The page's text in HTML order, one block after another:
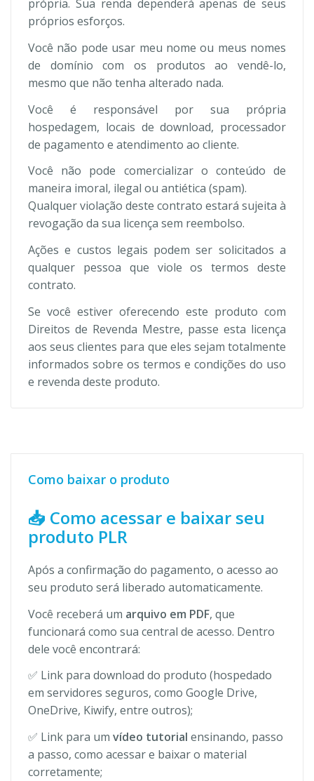
própria. Sua renda dependerá apenas de seus
próprios esforços.
Você não pode usar meu nome ou meus nomes
de domínio com os produtos ao vendê-lo,
mesmo que não tenha alterado nada.
Você é responsável por sua própria
hospedagem, locais de download, processador
de pagamento e atendimento ao cliente.
Você não pode comercializar o conteúdo de
maneira imoral, ilegal ou antiética (spam).
Qualquer violação deste contrato estará sujeita à
revogação da sua licença sem reembolso.
Ações e custos legais podem ser solicitados a
qualquer pessoa que viole os termos deste
contrato.
Se você estiver oferecendo este produto com
Direitos de Revenda Mestre, passe esta licença
aos seus clientes para que eles sejam totalmente
informados sobre os termos e condições do uso
e revenda deste produto.
Como baixar o produto
📥 Como acessar e baixar seu
produto PLR
Após a confirmação do pagamento, o acesso ao
seu produto será liberado automaticamente.
Você receberá um arquivo em PDF, que
funcionará como sua central de acesso. Dentro
dele você encontrará:
✅ Link para download do produto (hospedado
em servidores seguros, como Google Drive,
OneDrive, Kiwify, entre outros);
✅ Link para um vídeo tutorial ensinando, passo
a passo, como acessar e baixar o material
corretamente;